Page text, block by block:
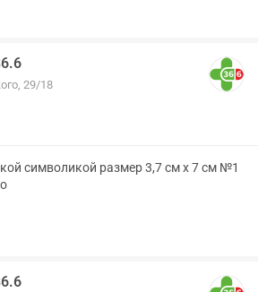
29/18
символикой размер 3,7 см х 7 см №1